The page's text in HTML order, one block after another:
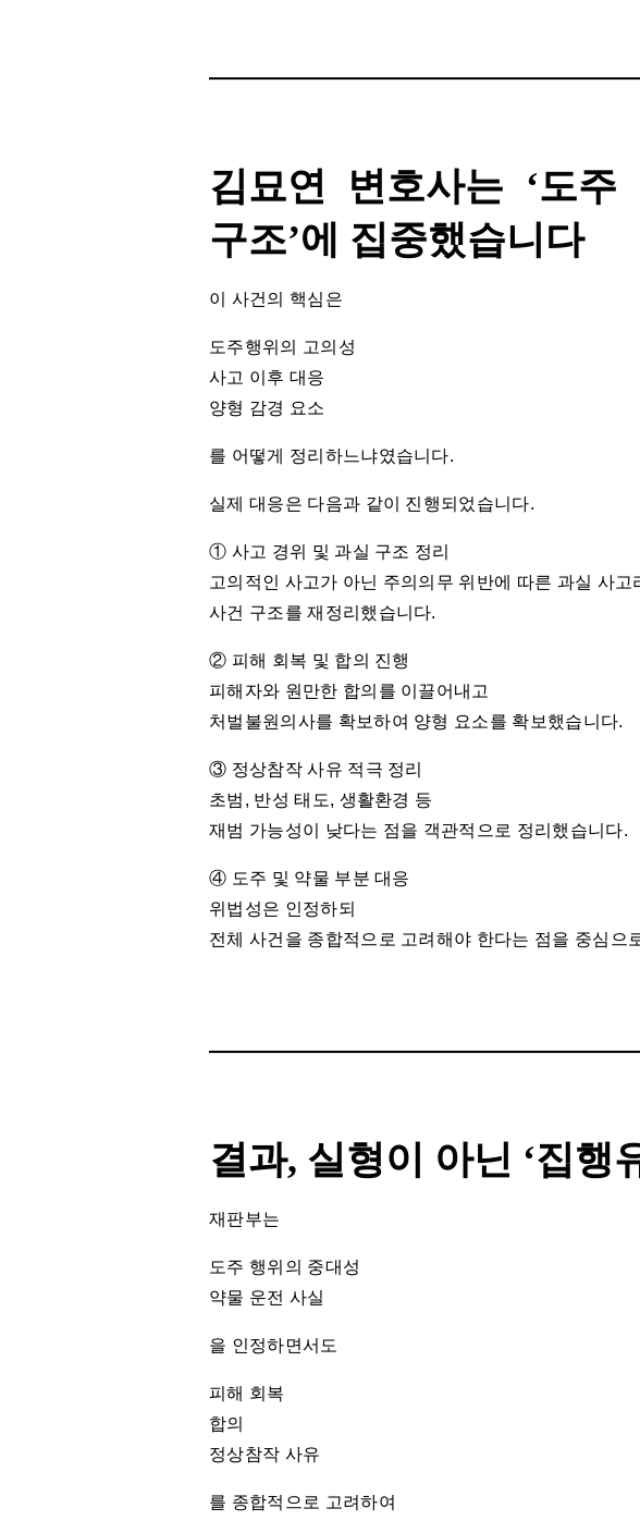
김묘연 변호사는 ‘도주
구조’에 집중했습니다
이 사건의 핵심은
도주행위의 고의성
사고 이후 대응
양형 감경 요소
를 어떻게 정리하느냐였습니다.
실제 대응은 다음과 같이 진행되었습니다.
① 사고 경위 및 과실 구조 정리
고의적인 사고가 아닌 주의의무 위반에 따른 과실 사고
사건 구조를 재정리했습니다.
② 피해 회복 및 합의 진행
피해자와 원만한 합의를 이끌어내고
처벌불원의사를 확보하여 양형 요소를 확보했습니다.
③ 정상참작 사유 적극 정리
초범, 반성 태도, 생활환경 등
재범 가능성이 낮다는 점을 객관적으로 정리했습니다.
④ 도주 및 약물 부분 대응
위법성은 인정하되
전체 사건을 종합적으로 고려해야 한다는 점을 중심으
결과, 실형이 아닌 ‘집행
재판부는
도주 행위의 중대성
약물 운전 사실
을 인정하면서도
피해 회복
합의
정상참작 사유
를 종합적으로 고려하여